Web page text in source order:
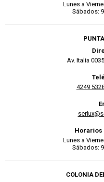
Lunes a
Sábados:
Av. Italia
4249
Horarios
Lunes a
Sábados:
COLONIA